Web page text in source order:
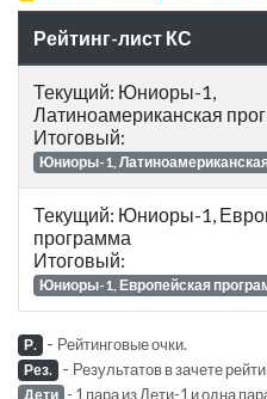
Рейтинг-лист КС
Текущий: Юниоры-1,
Латиноамериканская
Итоговый:
Юниоры-1,
Текущий: Юниоры-1,
программа
Итоговый:
Юниоры-1, Европейская
Р. - Рейтинговые очки.
Рез. - Результатов в зачете
Дети - 1 пара из Дети-1 и одна